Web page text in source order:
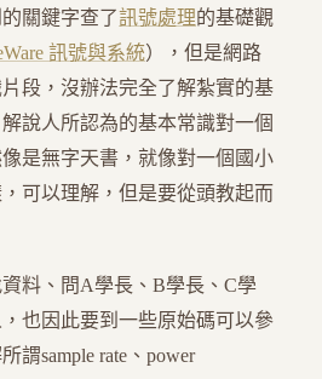
關鍵字查了訊號處理的基礎觀
訊號與系統），但是網路
片段，沒辦法完全了解紮實的基
說人所認為的基本常識對一個
是無字天書，就像對一個國小
可以理解，但是要從頭教起而
料、問A學長、B學長、C學
也因此要到一些原始碼可以參
謂sample rate、power